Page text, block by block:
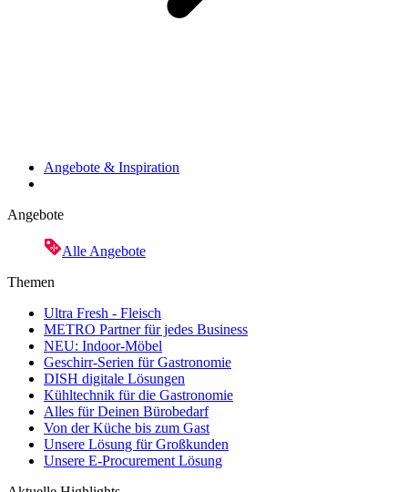
Angebote & Inspiration
Angebote
Alle Angebote
Themen
Ultra Fresh - Fleisch
METRO Partner für jedes Business
NEU: Indoor-Möbel
Geschirr-Serien für Gastronomie
DISH digitale Lösungen
Kühltechnik für die Gastronomie
Alles für Deinen Bürobedarf
Von der Küche bis zum Gast
Unsere Lösung für Großkunden
Unsere E-Procurement Lösung